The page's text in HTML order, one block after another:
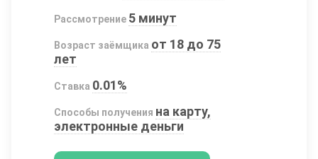
Рассмотрение 5 минут
Возраст заёмщика от 18 до 75
лет
Ставка 0.01%
Способы получения на карту,
электронные деньги